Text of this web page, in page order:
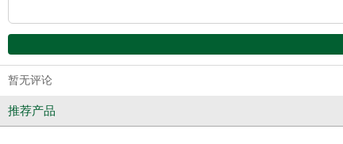
暂无评论
推荐产品